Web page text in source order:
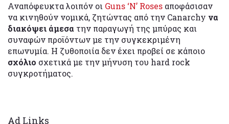
Αναπόφευκτα λοιπόν οι Guns ‘N’ Roses αποφάσισαν
να κινηθούν νομικά, ζητώντας από την Canarchy να
διακόψει άμεσα την παραγωγή της μπύρας και
συναφών προϊόντων με την συγκεκριμένη
επωνυμία. Η ζυθοποιία δεν έχει προβεί σε κάποιο
σχόλιο σχετικά με την μήνυση του hard rock
συγκροτήματος.
Ad Links